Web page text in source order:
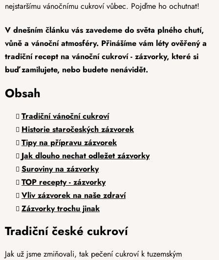
nejstaršímu vánočnímu cukroví vůbec. Pojďme ho ochutnat!
V dnešním článku vás zavedeme do světa plného chutí,
vůně a vánoční atmosféry. Přinášíme vám léty ověřený a
tradiční recept na vánoční cukroví - zázvorky, které si
buď zamilujete, nebo budete nenávidět.
Obsah
Tradiční vánoční cukroví
Historie staročeských zázvorek
Tipy na přípravu zázvorek
Jak dlouho nechat odležet zázvorky
Suroviny na zázvorky
TOP recepty - zázvorky
Vliv zázvorek na naše zdraví
Zázvorky trochu jinak
Tradiční české cukroví
Jak už jsme zmiňovali, tak pečení cukroví k tuzemským